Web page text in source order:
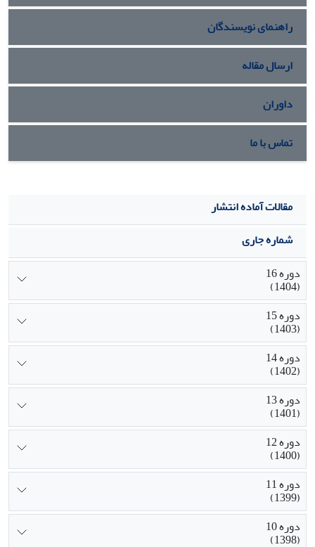
راهنمای نویسندگان
ارسال مقاله
داوران
تماس با ما
مقالات آماده انتشار
شماره جاری
دوره 16
(1404)
دوره 15
(1403)
دوره 14
(1402)
دوره 13
(1401)
دوره 12
(1400)
دوره 11
(1399)
دوره 10
(1398)